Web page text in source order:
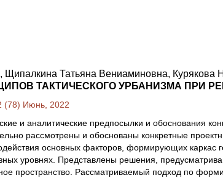
Щипалкина Татьяна Вениаминовна, Курякова
ТАКТИЧЕСКОГО УРБАНИЗМА ПРИ
Июнь, 2022
и аналитические предпосылки и обоснования
рассмотрены и обоснованы конкретные
основных факторов, формирующих каркас
уровнях. Представлены решения,
пространство. Рассматриваемый подход по